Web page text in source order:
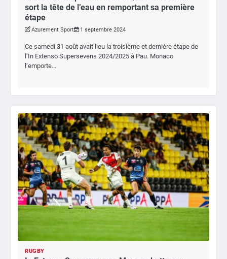
sort la tête de l’eau en remportant sa première
étape
Azurement Sport 1 septembre 2024
Ce samedi 31 août avait lieu la troisième et dernière étape de
l’In Extenso Supersevens 2024/2025 à Pau. Monaco
l’emporte…
RUGBY